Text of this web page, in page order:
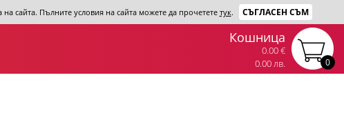
на сайта. Пълните условия на сайта можете да прочетете тук. СЪГЛАСЕН СЪМ
0
Кошница
0.00 €
0.00 лв.